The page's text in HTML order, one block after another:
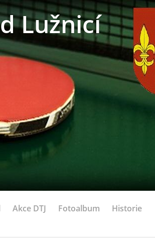
Lužnicí
Akce DTJ Fotoalbum Historie